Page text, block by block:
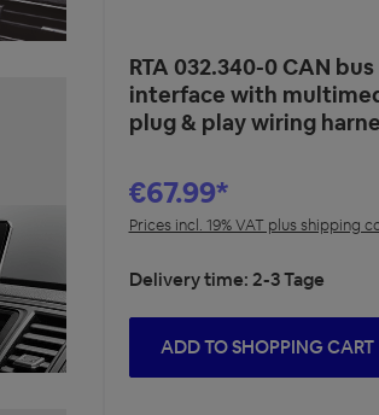
RTA 032.340-0 CAN bus
interface with
plug & play wiring
€67.99*
Prices incl. 19% VAT plus shipping
Delivery time: 2-3 Tage
ADD TO SHOPPING CART